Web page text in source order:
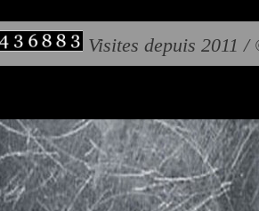
Visites depuis 2011